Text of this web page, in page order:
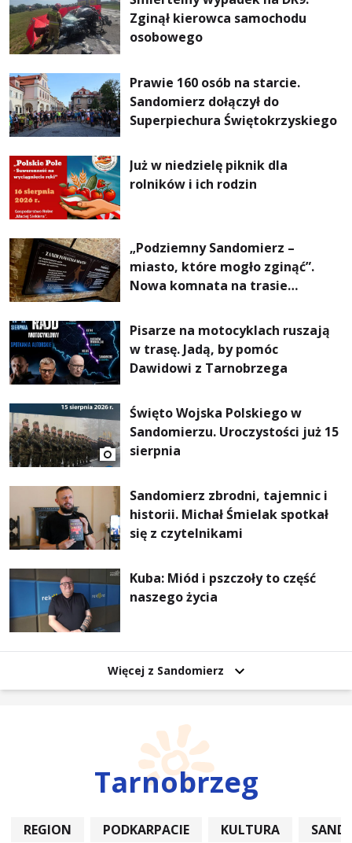
Zginął kierowca samochodu
osobowego
Prawie 160 osób na starcie.
Sandomierz dołączył do
Superpiechura Świętokrzyskiego
Już w niedzielę piknik dla
rolników i ich rodzin
„Podziemny Sandomierz –
miasto, które mogło zginąć”.
Nowa komnata na trasie
Pisarze na motocyklach ruszają
w trasę. Jadą, by pomóc
Dawidowi z Tarnobrzega
Święto Wojska Polskiego w
Sandomierzu. Uroczystości już 15
sierpnia
Sandomierz zbrodni, tajemnic i
historii. Michał Śmielak spotkał
się z czytelnikami
Kuba: Miód i pszczoły to część
naszego życia
Więcej z Sandomierz
Tarnobrzeg
REGION PODKARPACIE KULTURA